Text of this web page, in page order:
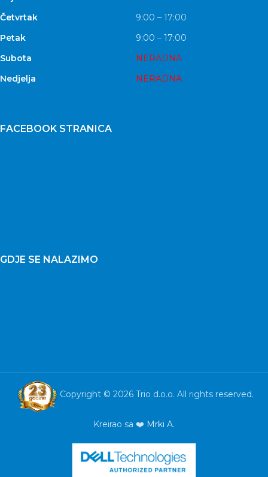
Četvrtak
9:00 – 17:00
Petak
9:00 – 17:00
Subota
NERADNA
Nedjelja
NERADNA
FACEBOOK STRANICA
GDJE SE NALAZIMO
Copyright © 2026 Trio d.o.o. All rights reserved.
Kreirao sa ❤️ Mrki A.